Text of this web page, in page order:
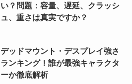
い？問題：容量、遅延、クラッシ
ュ、重さは真実ですか？
デッドマウント・デスプレイ強さ
ランキング！誰が最強キャラクタ
ーか徹底解析